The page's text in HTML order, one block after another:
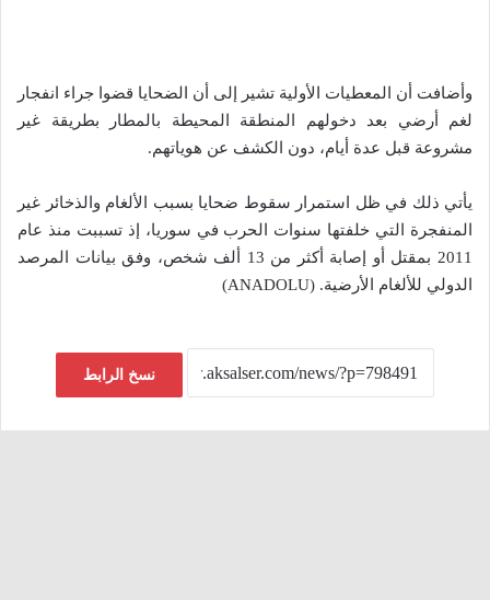
وأضافت أن المعطيات الأولية تشير إلى أن الضحايا قضوا جراء انفجار
لغم أرضي بعد دخولهم المنطقة المحيطة بالمطار بطريقة غير
مشروعة قبل عدة أيام، دون الكشف عن هوياتهم.
يأتي ذلك في ظل استمرار سقوط ضحايا بسبب الألغام والذخائر غير
المنفجرة التي خلفتها سنوات الحرب في سوريا، إذ تسببت منذ عام
2011 بمقتل أو إصابة أكثر من 13 ألف شخص، وفق بيانات المرصد
الدولي للألغام الأرضية. (ANADOLU)
نسخ الرابط